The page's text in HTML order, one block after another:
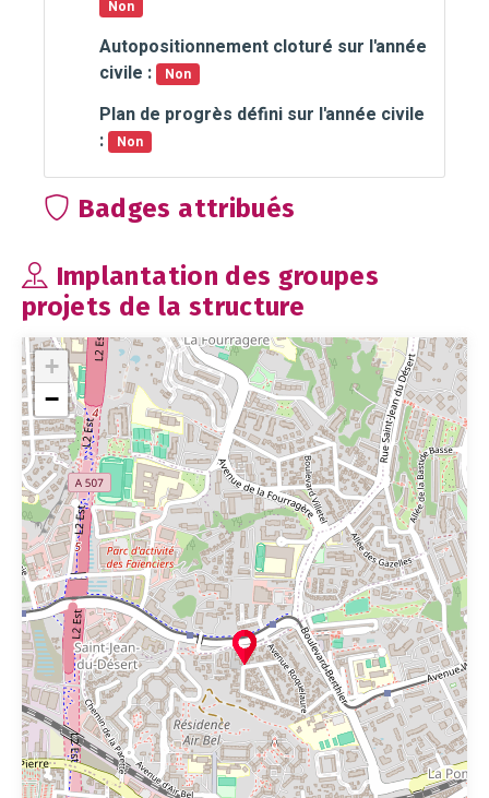
Non
Autopositionnement cloturé sur l'année
civile :
Non
Plan de progrès défini sur l'année civile
:
Non
Badges attribués
Implantation des groupes
projets de la structure
+
−